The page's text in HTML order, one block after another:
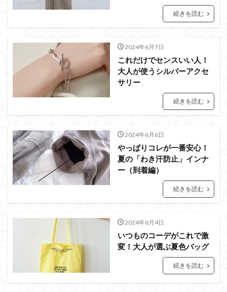
続きを読む
2024年6月7日
これだけでセンスいい人！
大人が使うシルバーアクセ
サリー
続きを読む
2024年6月6日
やっぱりコレが一番安心！
夏の「わき汗防止」インナ
ー（到着編）
続きを読む
2024年6月4日
いつものコーデがこれで激
変！大人が選ぶ夏色バッグ
続きを読む